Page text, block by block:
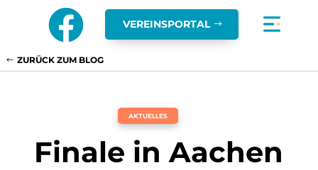
 VEREINSPORTAL
ZURÜCK ZUM BLOG
AKTUELLES
Finale in Aachen